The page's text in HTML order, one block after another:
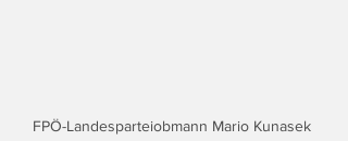
FPÖ-Landesparteiobmann Mario Kunasek